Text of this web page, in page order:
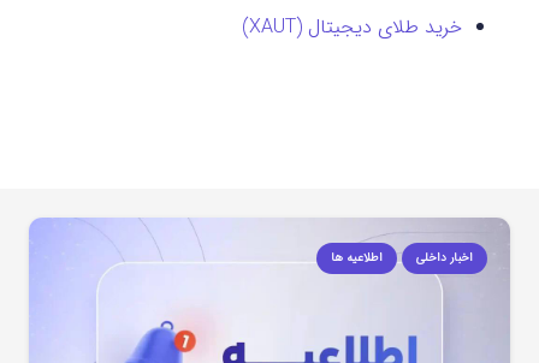
خرید طلای دیجیتال (XAUT)
اخبار داخلی اطلاعیه ها